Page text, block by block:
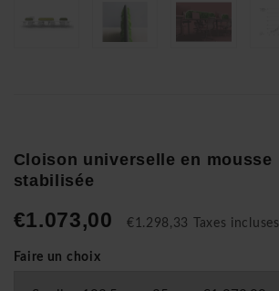
Cloison universelle en mousse
stabilisée
€1.073,00 €1.298,33 Taxes incluses
Faire un choix